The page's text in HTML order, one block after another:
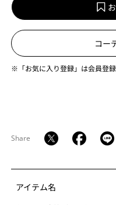
コー
※「お気に入り登録」は会員登録
Share
アイテム名